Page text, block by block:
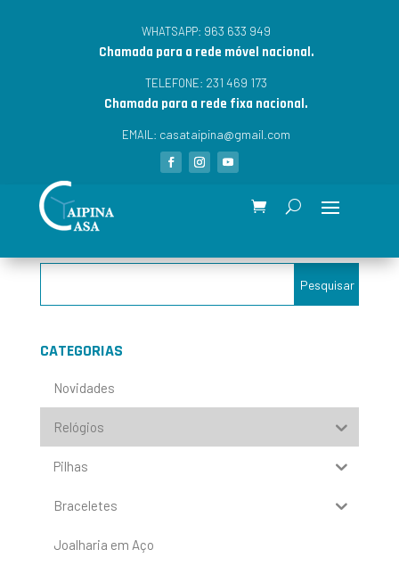
WHATSAPP: 963 633 949
Chamada para a rede móvel nacional.
TELEFONE: 231 469 173
Chamada para a rede fixa nacional.
EMAIL: casataipina@gmail.com
CATEGORIAS
Novidades
Relógios
Pilhas
Braceletes
Joalharia em Aço